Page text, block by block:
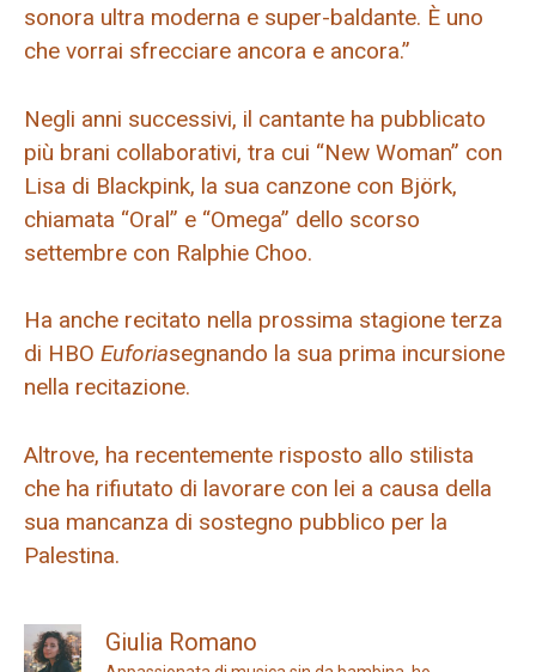
sonora ultra moderna e super-baldante. È uno
che vorrai sfrecciare ancora e ancora.”
Negli anni successivi, il cantante ha pubblicato
più brani collaborativi, tra cui “New Woman” con
Lisa di Blackpink, la sua canzone con Björk,
chiamata “Oral” e “Omega” dello scorso
settembre con Ralphie Choo.
Ha anche recitato nella prossima stagione terza
di HBO Euforiasegnando la sua prima incursione
nella recitazione.
Altrove, ha recentemente risposto allo stilista
che ha rifiutato di lavorare con lei a causa della
sua mancanza di sostegno pubblico per la
Palestina.
Giulia Romano